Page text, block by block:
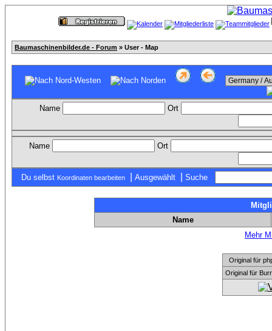
Baumaschinenbilder.de - Forum » User - Map
Name Ort
Name Ort
Du selbst Koordinaten bearbeiten Ausgewählt Suche
Name
Mehr
Original für
Original für